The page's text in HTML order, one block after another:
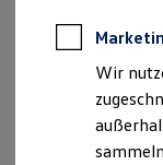
ID.
Montag
Sonntag
Wir